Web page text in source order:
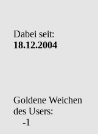
Dabei seit:
18.12.2004
Goldene Weichen
des Users:
-1